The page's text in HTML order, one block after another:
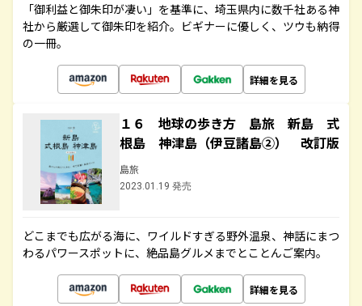
「御利益と御朱印が凄い」を基準に、埼玉県内に数千社ある神
社から厳選して御朱印を紹介。ビギナーに優しく、ツウも納得
の一冊。
詳細を見る
１６ 地球の歩き方 島旅 新島 式
根島 神津島（伊豆諸島②） 改訂版
島旅
2023.01.19 発売
どこまでも広がる海に、ワイルドすぎる野外温泉、神話にまつ
わるパワースポットに、絶品島グルメまでとことんご案内。
詳細を見る